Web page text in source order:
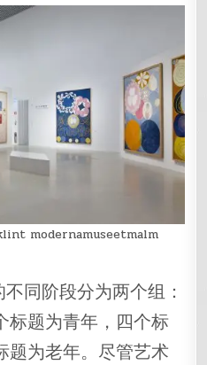
modernamuseetmalm
同阶段分为两个组：
标题为青年，四个标
题为老年。尽管艺术